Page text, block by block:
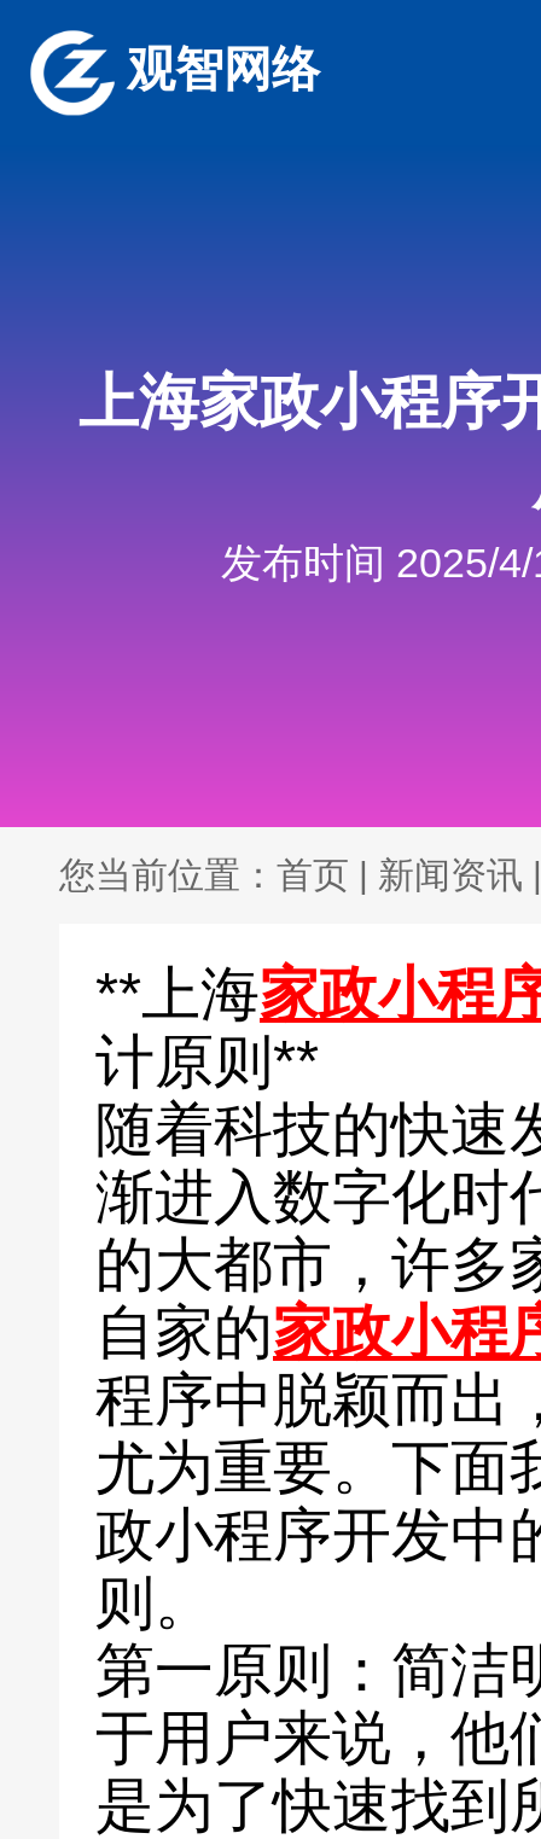
观智网络
上海家政小程序
发布时间 2025/
您当前位置： 首页 | 新闻资讯 |
**上海家政小程
计原则**
随着科技的快速
渐进入数字化时
的大都市，许多
自家的家政小程
程序中脱颖而出
尤为重要。下面
政小程序开发中
则。
第一原则：简洁
于用户来说，他
是为了快速找到